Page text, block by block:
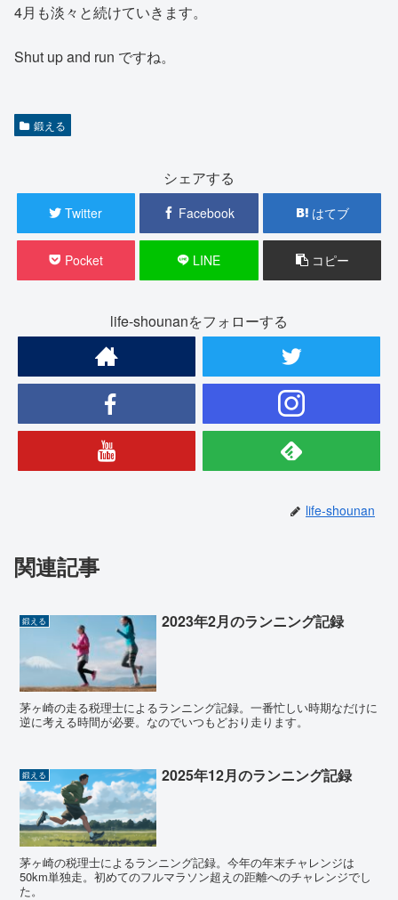
4月も淡々と続けていきます。
Shut up and run ですね。
鍛える
シェアする
Twitter Facebook はてブ
Pocket LINE コピー
life-shounanをフォローする
life-shounan
関連記事
鍛える 2023年2月のランニング記録
茅ヶ崎の走る税理士によるランニング記録。一番忙しい時期なだけに
逆に考える時間が必要。なのでいつもどおり走ります。
鍛える 2025年12月のランニング記録
茅ヶ崎の税理士によるランニング記録。今年の年末チャレンジは
50km単独走。初めてのフルマラソン超えの距離へのチャレンジでし
た。